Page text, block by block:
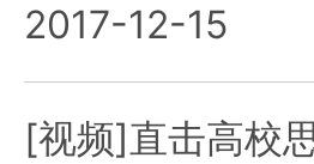
2017-12-15
[视频]直击高校